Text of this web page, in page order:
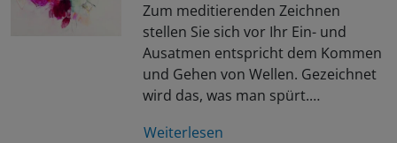
Zum meditierenden Zeichnen
stellen Sie sich vor Ihr Ein- und
Ausatmen entspricht dem Kommen
und Gehen von Wellen. Gezeichnet
wird das, was man spürt.…
Weiterlesen